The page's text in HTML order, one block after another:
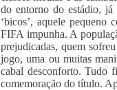
do entorno do estádio,
‘bicos’, aquele pequeno
FIFA impunha. A
prejudicadas, quem
jogo, uma ou muitas
cabal desconforto. Tudo
comemoração do título.